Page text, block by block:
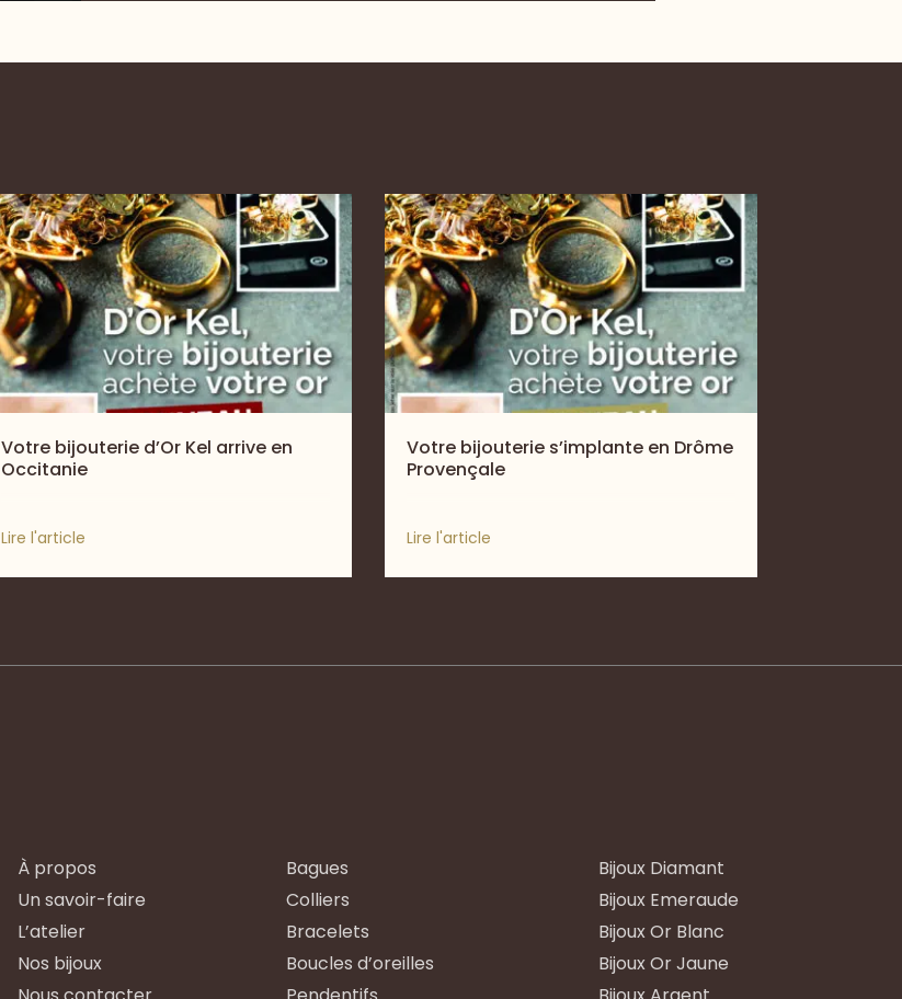
Votre bijouterie d’Or Kel arrive en
Occitanie
Lire l'article
Votre bijouterie s’implante en Drôme
Provençale
Lire l'article
À propos
Un savoir-faire
L’atelier
Nos bijoux
Bagues
Colliers
Bracelets
Boucles d’oreilles
Bijoux Diamant
Bijoux Emeraude
Bijoux Or Blanc
Bijoux Or Jaune